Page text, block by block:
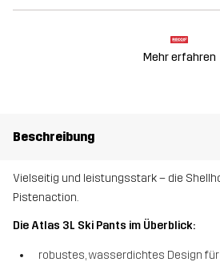
Mehr erfahren
Beschreibung
Vielseitig und leistungsstark – die
Pistenaction.
Die Atlas 3L Ski Pants im Überblick:
robustes, wasserdichtes Design